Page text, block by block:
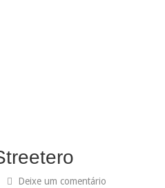
Deixe um comentário